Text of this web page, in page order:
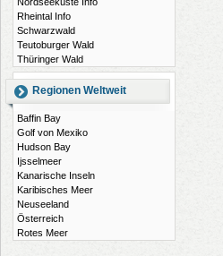
Rheintal Info
Schwarzwald
Teutoburger Wald
Thüringer Wald
Regionen Weltweit
Baffin Bay
Golf von Mexiko
Hudson Bay
Ijsselmeer
Kanarische Inseln
Karibisches Meer
Neuseeland
Österreich
Rotes Meer